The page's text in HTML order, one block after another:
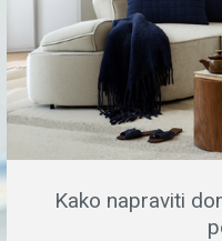
Kako napraviti